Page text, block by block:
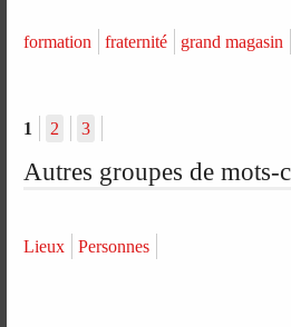
formation fraternité grand magasin
1 2 3
Autres groupes de mots-
Lieux Personnes